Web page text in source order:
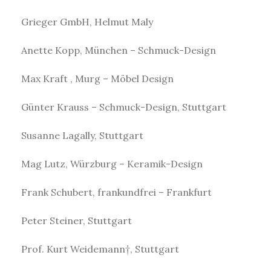
Grieger GmbH, Helmut Maly
Anette Kopp, München – Schmuck-Design
Max Kraft , Murg – Möbel Design
Günter Krauss – Schmuck-Design, Stuttgart
Susanne Lagally, Stuttgart
Mag Lutz, Würzburg – Keramik-Design
Frank Schubert, frankundfrei – Frankfurt
Peter Steiner, Stuttgart
Prof. Kurt Weidemann†, Stuttgart